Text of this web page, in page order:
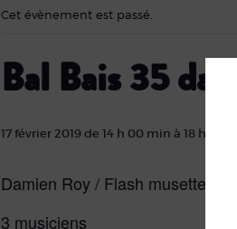
Cet évènement est passé.
Bal Bais 35
17 février 2019 de 14 h 00 min à 18 h 00
Damien Roy / Flash musette
3 musiciens